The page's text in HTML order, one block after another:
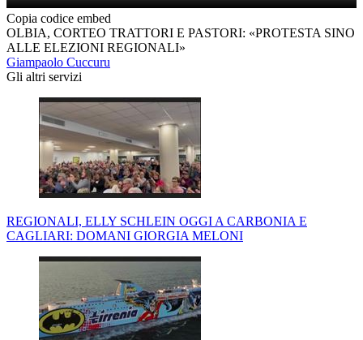
Copia codice embed
OLBIA, CORTEO TRATTORI E PASTORI: «PROTESTA SINO
ALLE ELEZIONI REGIONALI»
Giampaolo Cuccuru
Gli altri servizi
REGIONALI, ELLY SCHLEIN OGGI A CARBONIA E
CAGLIARI: DOMANI GIORGIA MELONI